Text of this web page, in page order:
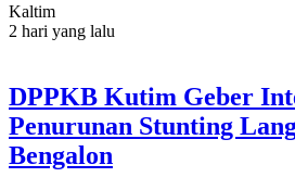
Kaltim
2 hari yang lalu
DPPKB Kutim Geber
Penurunan Stunting
Bengalon